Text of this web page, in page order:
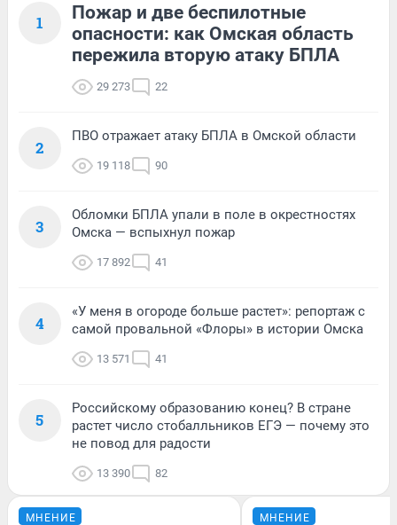
1
Пожар и две беспилотные
опасности: как Омская область
пережила вторую атаку БПЛА
29 273 22
2
ПВО отражает атаку БПЛА в Омской области
19 118 90
3
Обломки БПЛА упали в поле в окрестностях
Омска — вспыхнул пожар
17 892 41
4
«У меня в огороде больше растет»: репортаж с
самой провальной «Флоры» в истории Омска
13 571 41
5
Российскому образованию конец? В стране
растет число стобалльников ЕГЭ — почему это
не повод для радости
13 390 82
МНЕНИЕ МНЕНИЕ